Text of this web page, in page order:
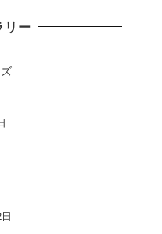
リー